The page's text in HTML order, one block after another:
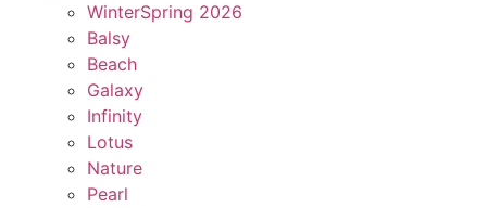
WinterSpring 2026
Balsy
Beach
Galaxy
Infinity
Lotus
Nature
Pearl